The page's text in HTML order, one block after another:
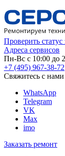
Проверить статус
Адреса сервисов
Пн-Вс с 10:00 до
+7 (495) 967-38-72
Свяжитесь с нами
WhatsApp
Telegram
VK
Max
imo
Заказать ремонт